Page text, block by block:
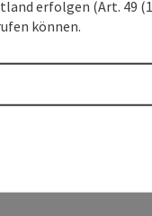
erfolgen (Art. 49
können.